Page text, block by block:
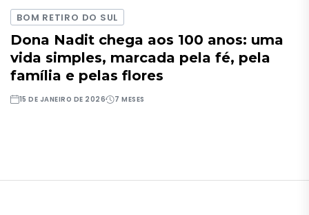
BOM RETIRO DO SUL
Dona Nadit chega aos 100 anos: uma
vida simples, marcada pela fé, pela
família e pelas flores
15 DE JANEIRO DE 2026 7 MESES